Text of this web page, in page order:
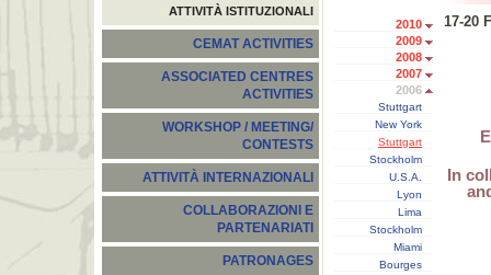
ATTIVITÀ ISTITUZIONALI
CEMAT ACTIVITIES
ASSOCIATED CENTRES
ACTIVITIES
WORKSHOP / MEETING/
CONTESTS
ATTIVITÀ INTERNAZIONALI
COLLABORAZIONI E
PARTENARIATI
PATRONAGES
2010
2009
2008
2007
2006
Stuttgart
New York
Stuttgart
Stockholm
U.S.A.
Lyon
Lima
Stockholm
Miami
Bourges
17-20
In